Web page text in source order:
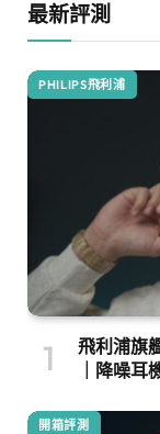
最新評測
PHILIPS飛利浦
飛利浦旗
｜降噪耳
開箱評測